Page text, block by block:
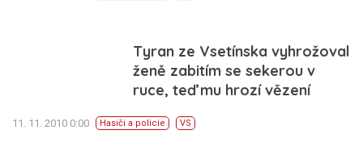
Tyran ze Vsetínska vyhrožoval
ženě zabitím se sekerou v
ruce, teď mu hrozí vězení
11. 11. 2010 0:00 Hasiči a policie VS